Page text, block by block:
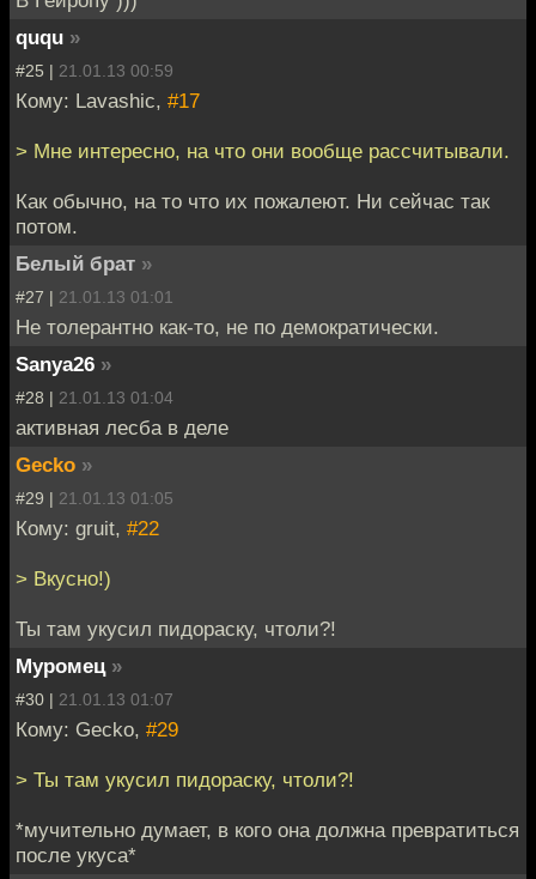
ququ »
#25 | 21.01.13 00:59
Кому: Lavashic, #17
> Мне интересно, на что они вообще рассчитывали.
Как обычно, на то что их пожалеют. Ни сейчас так
потом.
Белый брат »
#27 | 21.01.13 01:01
Не толерантно как-то, не по демократически.
Sanya26 »
#28 | 21.01.13 01:04
активная лесба в деле
Gecko »
#29 | 21.01.13 01:05
Кому: gruit, #22
> Вкусно!)
Ты там укусил пидораску, чтоли?!
Муромец »
#30 | 21.01.13 01:07
Кому: Gecko, #29
> Ты там укусил пидораску, чтоли?!
*мучительно думает, в кого она должна превратиться
после укуса*